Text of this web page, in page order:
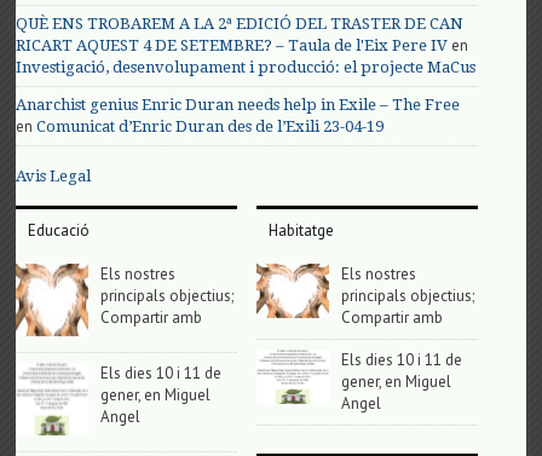
QUÈ ENS TROBAREM A LA 2ª EDICIÓ DEL TRASTER DE CAN
RICART AQUEST 4 DE SETEMBRE? – Taula de l'Eix Pere IV en
Investigació, desenvolupament i producció: el projecte MaCus
Anarchist genius Enric Duran needs help in Exile – The Free
enComunicat d’Enric Duran des de l’Exili 23-04-19
Avis Legal
Educació
Els nostres
principals objectius;
Compartir amb
Els dies 10 i 11 de
gener, en Miguel
Angel
Habitatge
Els nostres
principals objectius;
Compartir amb
Els dies 10 i 11 de
gener, en Miguel
Angel